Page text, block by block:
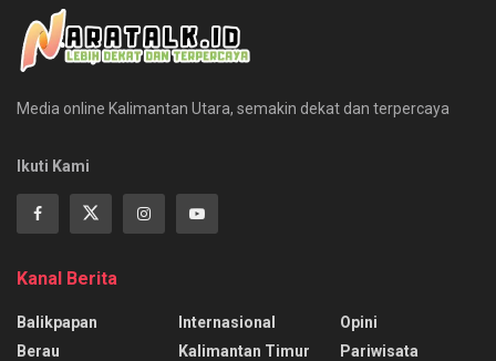
Media online Kalimantan Utara, semakin dekat dan terpercaya
Ikuti Kami
Kanal Berita
Balikpapan
Berau
Internasional
Kalimantan Timur
Opini
Pariwisata